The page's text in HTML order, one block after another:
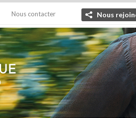
Nous contacter Nous